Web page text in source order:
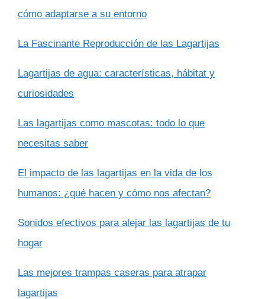
cómo adaptarse a su entorno
La Fascinante Reproducción de las Lagartijas
Lagartijas de agua: características, hábitat y
curiosidades
Las lagartijas como mascotas: todo lo que
necesitas saber
El impacto de las lagartijas en la vida de los
humanos: ¿qué hacen y cómo nos afectan?
Sonidos efectivos para alejar las lagartijas de tu
hogar
Las mejores trampas caseras para atrapar
lagartijas